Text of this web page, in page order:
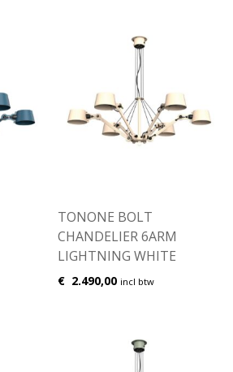
TONONE BOLT
CHANDELIER 6ARM
LIGHTNING WHITE
€ 2.490,00 incl btw